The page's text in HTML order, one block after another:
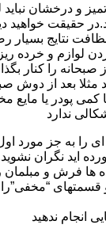
و درخشان
نتایج
لوازم و خرده
را کنار
مثلا بعد از دوش
کمی پودر یا مایع
ای را به جز مورد
اید نگران
ها فرش و
و قسمتهای